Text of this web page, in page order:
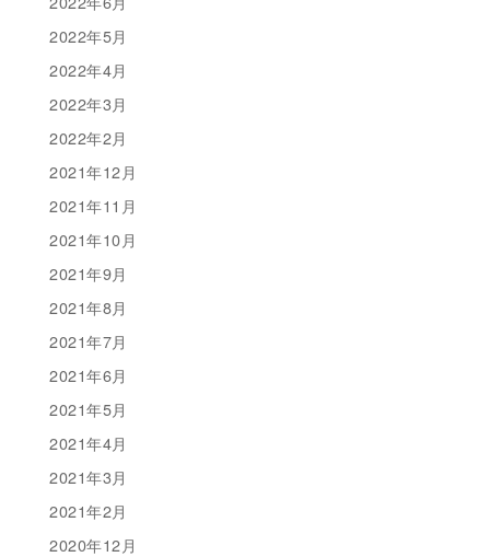
2022年5月
2022年4月
2022年3月
2022年2月
2021年12月
2021年11月
2021年10月
2021年9月
2021年8月
2021年7月
2021年6月
2021年5月
2021年4月
2021年3月
2021年2月
2020年12月